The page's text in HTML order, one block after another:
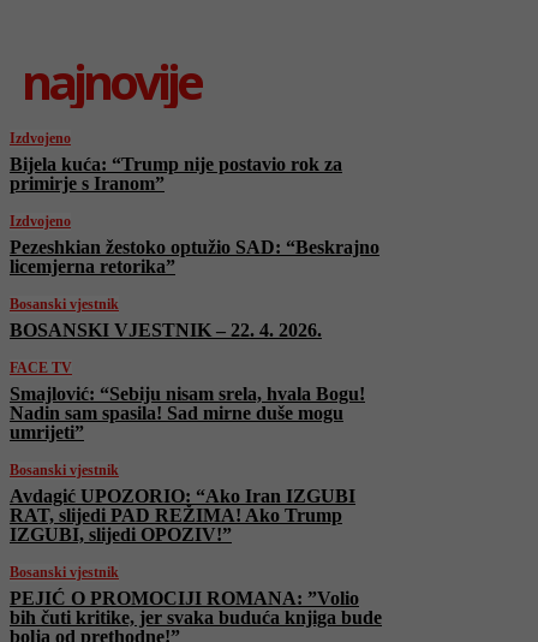
najnovije
Izdvojeno
Bijela kuća: “Trump nije postavio rok za
primirje s Iranom”
Izdvojeno
Pezeshkian žestoko optužio SAD: “Beskrajno
licemjerna retorika”
Bosanski vjestnik
BOSANSKI VJESTNIK – 22. 4. 2026.
FACE TV
Smajlović: “Sebiju nisam srela, hvala Bogu!
Nadin sam spasila! Sad mirne duše mogu
umrijeti”
Bosanski vjestnik
Avdagić UPOZORIO: “Ako Iran IZGUBI
RAT, slijedi PAD REŽIMA! Ako Trump
IZGUBI, slijedi OPOZIV!”
Bosanski vjestnik
PEJIĆ O PROMOCIJI ROMANA: ”Volio
bih čuti kritike, jer svaka buduća knjiga bude
bolja od prethodne!”